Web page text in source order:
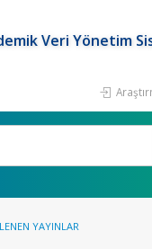
Veri Yönetim
YAYINLAR